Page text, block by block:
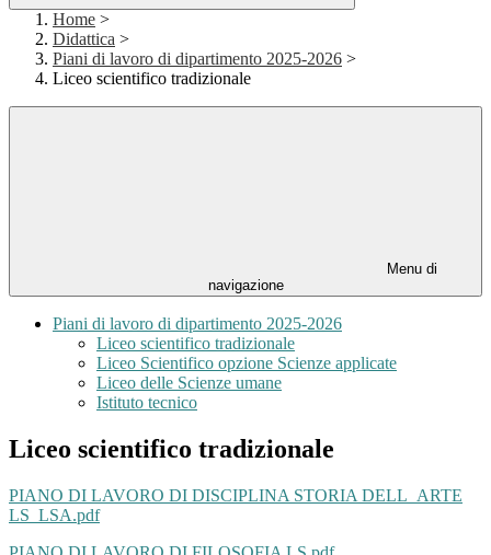
Home >
Didattica >
Piani di lavoro di dipartimento 2025-2026 >
Liceo scientifico tradizionale
Menu di
navigazione
Piani di lavoro di dipartimento 2025-2026
Liceo scientifico tradizionale
Liceo Scientifico opzione Scienze applicate
Liceo delle Scienze umane
Istituto tecnico
Liceo scientifico tradizionale
PIANO DI LAVORO DI DISCIPLINA STORIA DELL_ARTE
LS_LSA.pdf